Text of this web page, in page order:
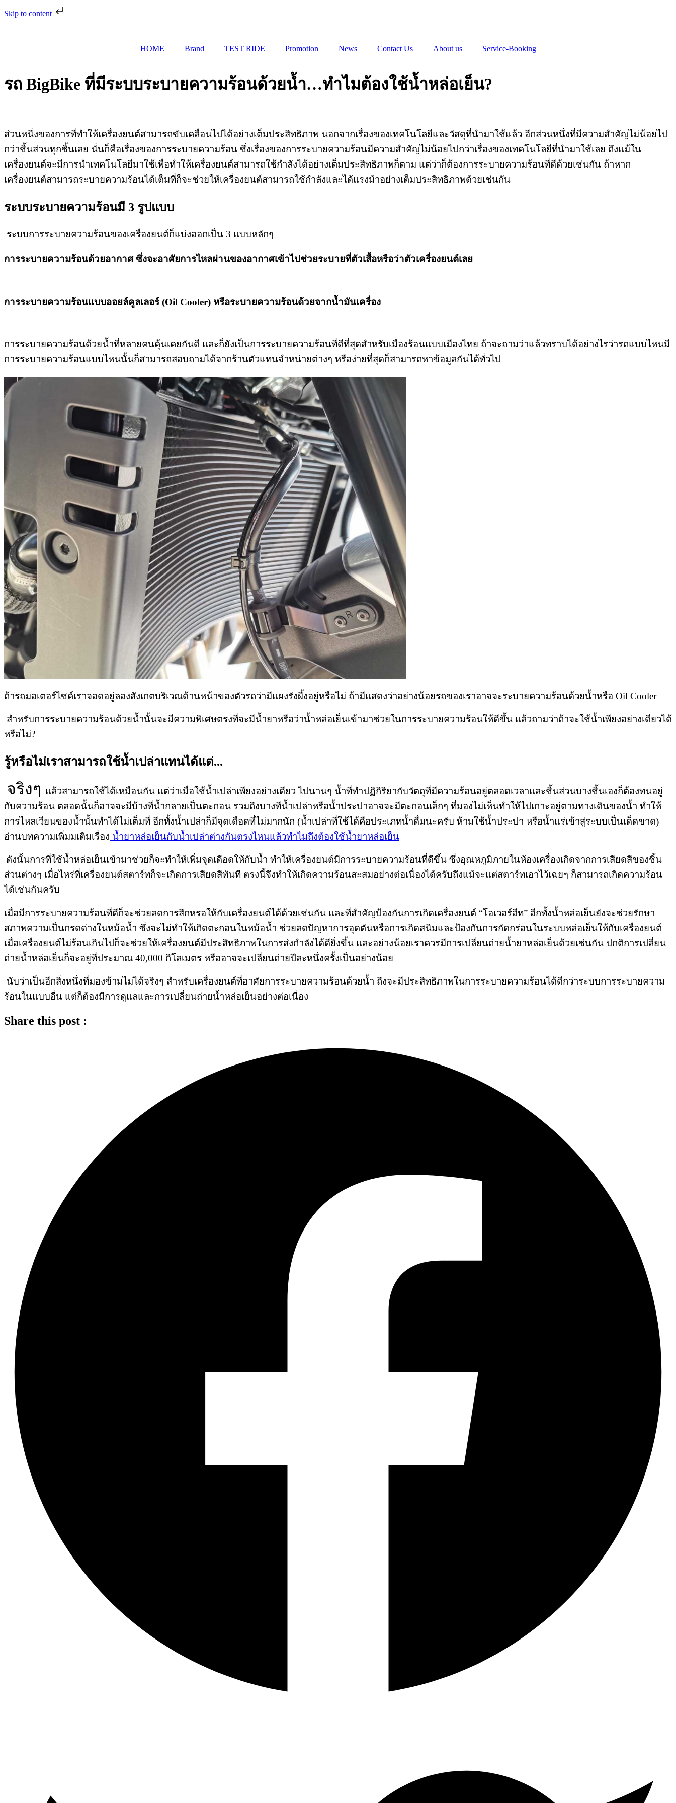
Skip to content
HOME Brand TEST RIDE Promotion News Contact Us About us Service-Booking
รถ BigBike ที่มีระบบระบายความร้อนด้วยน้ำ…ทำไมต้องใช้น้ำหล่อเย็น?
ส่วนหนึ่งของการที่ทำให้เครื่องยนต์สามารถขับเคลื่อนไปได้อย่างเต็มประสิทธิภาพ นอกจากเรื่องของเทคโนโลยีและวัสดุที่นำมาใช้แล้ว อีกส่วนหนึ่งที่มีความสำคัญไม่น้อยไป
กว่าชิ้นส่วนทุกชิ้นเลย นั่นก็คือเรื่องของการระบายความร้อน ซึ่งเรื่องของการระบายความร้อนมีความสำคัญไม่น้อยไปกว่าเรื่องของเทคโนโลยีที่นำมาใช้เลย ถึงแม้ใน
เครื่องยนต์จะมีการนำเทคโนโลยีมาใช้เพื่อทำให้เครื่องยนต์สามารถใช้กำลังได้อย่างเต็มประสิทธิภาพก็ตาม แต่ว่าก็ต้องการระบายความร้อนที่ดีด้วยเช่นกัน ถ้าหาก
เครื่องยนต์สามารถระบายความร้อนได้เต็มที่ก็จะช่วยให้เครื่องยนต์สามารถใช้กำลังและได้แรงม้าอย่างเต็มประสิทธิภาพด้วยเช่นกัน
ระบบระบายความร้อนมี 3 รูปแบบ
ระบบการระบายความร้อนของเครื่องยนต์ก็แบ่งออกเป็น 3 แบบหลักๆ
การระบายความร้อนด้วยอากาศ ซึ่งจะอาศัยการไหลผ่านของอากาศเข้าไปช่วยระบายที่ตัวเสื้อหรือว่าตัวเครื่องยนต์เลย
การระบายความร้อนแบบออยล์คูลเลอร์ (Oil Cooler) หรือระบายความร้อนด้วยจากน้ำมันเครื่อง
การระบายความร้อนด้วยน้ำที่หลายคนคุ้นเคยกันดี และก็ยังเป็นการระบายความร้อนที่ดีที่สุดสำหรับเมืองร้อนแบบเมืองไทย ถ้าจะถามว่าแล้วทราบได้อย่างไรว่ารถแบบไหนมี
การระบายความร้อนแบบไหนนั้นก็สามารถสอบถามได้จากร้านตัวแทนจำหน่ายต่างๆ หรือง่ายที่สุดก็สามารถหาข้อมูลกันได้ทั่วไป
ถ้ารถมอเตอร์ไซค์เราจอดอยู่ลองสังเกตบริเวณด้านหน้าของตัวรถว่ามีแผงรังผึ้งอยู่หรือไม่ ถ้ามีแสดงว่าอย่างน้อยรถของเราอาจจะระบายความร้อนด้วยน้ำหรือ Oil Cooler
สำหรับการระบายความร้อนด้วยน้ำนั้นจะมีความพิเศษตรงที่จะมีน้ำยาหรือว่าน้ำหล่อเย็นเข้ามาช่วยในการระบายความร้อนให้ดีขึ้น แล้วถามว่าถ้าจะใช้น้ำเพียงอย่างเดียวได้
หรือไม่?
รู้หรือไม่เราสามารถใช้น้ำเปล่าแทนได้แต่...
จริงๆ แล้วสามารถใช้ได้เหมือนกัน แต่ว่าเมื่อใช้น้ำเปล่าเพียงอย่างเดียว ไปนานๆ น้ำที่ทำปฏิกิริยากับวัตถุที่มีความร้อนอยู่ตลอดเวลาและชิ้นส่วนบางชิ้นเองก็ต้องทนอยู่
กับความร้อน ตลอดนั้นก็อาจจะมีบ้างที่น้ำกลายเป็นตะกอน รวมถึงบางทีน้ำเปล่าหรือน้ำประปาอาจจะมีตะกอนเล็กๆ ที่มองไม่เห็นทำให้ไปเกาะอยู่ตามทางเดินของน้ำ ทำให้
การไหลเวียนของน้ำนั้นทำได้ไม่เต็มที่ อีกทั้งน้ำเปล่าก็มีจุดเดือดที่ไม่มากนัก (น้ำเปล่าที่ใช้ได้คือประเภทน้ำดื่มนะครับ ห้ามใช้น้ำประปา หรือน้ำแร่เข้าสู่ระบบเป็นเด็ดขาด)
อ่านบทความเพิ่มมเติมเรื่อง น้ำยาหล่อเย็นกับน้ำเปล่าต่างกันตรงไหนแล้วทำไมถึงต้องใช้น้ำยาหล่อเย็น
ดังนั้นการที่ใช้น้ำหล่อเย็นเข้ามาช่วยก็จะทำให้เพิ่มจุดเดือดให้กับน้ำ ทำให้เครื่องยนต์มีการระบายความร้อนที่ดีขึ้น ซึ่งอุณหภูมิภายในห้องเครื่องเกิดจากการเสียดสีของชิ้น
ส่วนต่างๆ เมื่อไหร่ที่เครื่องยนต์สตาร์ทก็จะเกิดการเสียดสีทันที ตรงนี้จึงทำให้เกิดความร้อนสะสมอย่างต่อเนื่องได้ครับถึงแม้จะแต่สตาร์ทเอาไว้เฉยๆ ก็สามารถเกิดความร้อน
ได้เช่นกันครับ
เมื่อมีการระบายความร้อนที่ดีก็จะช่วยลดการสึกหรอให้กับเครื่องยนต์ได้ด้วยเช่นกัน และที่สำคัญป้องกันการเกิดเครื่องยนต์ “โอเวอร์ฮีท” อีกทั้งน้ำหล่อเย็นยังจะช่วยรักษา
สภาพความเป็นกรดด่างในหม้อน้ำ ซึ่งจะไม่ทำให้เกิดตะกอนในหม้อน้ำ ช่วยลดปัญหาการอุดตันหรือการเกิดสนิมและป้องกันการกัดกร่อนในระบบหล่อเย็นให้กับเครื่องยนต์
เมื่อเครื่องยนต์ไม่ร้อนเกินไปก็จะช่วยให้เครื่องยนต์มีประสิทธิภาพในการส่งกำลังได้ดียิ่งขึ้น และอย่างน้อยเราควรมีการเปลี่ยนถ่ายน้ำยาหล่อเย็นด้วยเช่นกัน ปกติการเปลี่ยน
ถ่ายน้ำหล่อเย็นก็จะอยู่ที่ประมาณ 40,000 กิโลเมตร หรืออาจจะเปลี่ยนถ่ายปีละหนึ่งครั้งเป็นอย่างน้อย
นับว่าเป็นอีกสิ่งหนึ่งที่มองข้ามไม่ได้จริงๆ สำหรับเครื่องยนต์ที่อาศัยการระบายความร้อนด้วยน้ำ ถึงจะมีประสิทธิภาพในการระบายความร้อนได้ดีกว่าระบบการระบายความ
ร้อนในแบบอื่น แต่ก็ต้องมีการดูแลและการเปลี่ยนถ่ายน้ำหล่อเย็นอย่างต่อเนื่อง
Share this post :